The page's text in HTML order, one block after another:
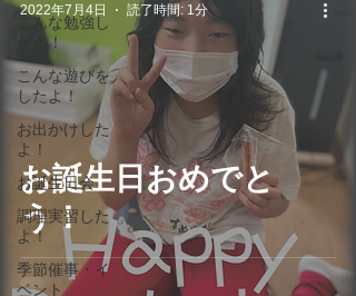
こんな勉強し
たよ！
こんな遊びを
したよ！
お出かけした
よ！
お誕生日会
調理実習した
よ！
季節催事・イ
ベント
お誕生日おめでと
う！
2022年7月4日 読了時間: 1分